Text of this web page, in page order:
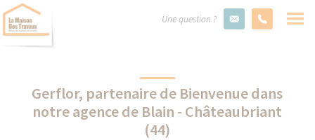
Une question ?
Gerflor, partenaire de Bienvenue dans
notre agence de Blain - Châteaubriant
(44)